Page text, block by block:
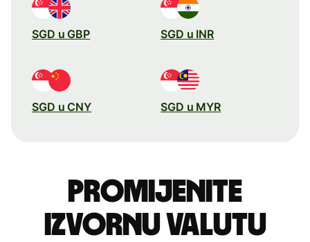
SGD u GBP SGD u INR
SGD u CNY SGD u MYR
Promijenite
izvornu valutu